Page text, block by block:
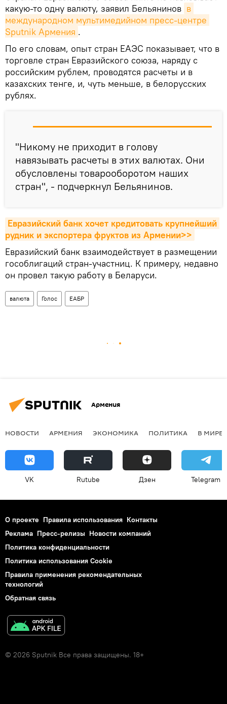
какую-то одну валюту, заявил Бельянинов в
международном мультимедийном пресс-центре
Sputnik Армения .
По его словам, опыт стран ЕАЭС показывает, что в
торговле стран Евразийского союза, наряду с
российским рублем, проводятся расчеты и в
казахских тенге, и, чуть меньше, в белорусских
рублях.
"Никому не приходит в голову
навязывать расчеты в этих валютах. Они
обусловлены товарооборотом наших
стран", - подчеркнул Бельянинов.
Евразийский банк хочет кредитовать крупнейший
рудник и экспортера фруктов из Армении>>
Евразийский банк взаимодействует в размещении
гособлигаций стран-участниц. К примеру, недавно
он провел такую работу в Беларуси.
валюта Голос ЕАБР
Армения
НОВОСТИ АРМЕНИЯ ЭКОНОМИКА ПОЛИТИКА В МИРЕ
VK Rutube Дзен Telegram
О проекте Правила использования Контакты
Реклама Пресс-релизы Новости компаний
Политика конфиденциальности
Политика использования Cookie
Правила применения рекомендательных
технологий
Обратная связь
© 2026 Sputnik Все права защищены. 18+